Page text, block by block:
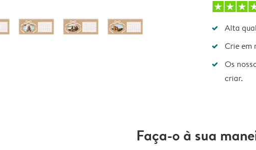
Alta
Crie em
Os
criar.
Faça-o à sua